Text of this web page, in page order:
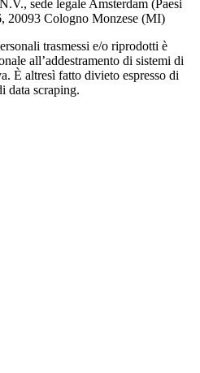
sede legale Amsterdam (Paesi
20093 Cologno Monzese (MI)
trasmessi e/o riprodotti è
all’addestramento di sistemi di
È altresì fatto divieto espresso di
data scraping.